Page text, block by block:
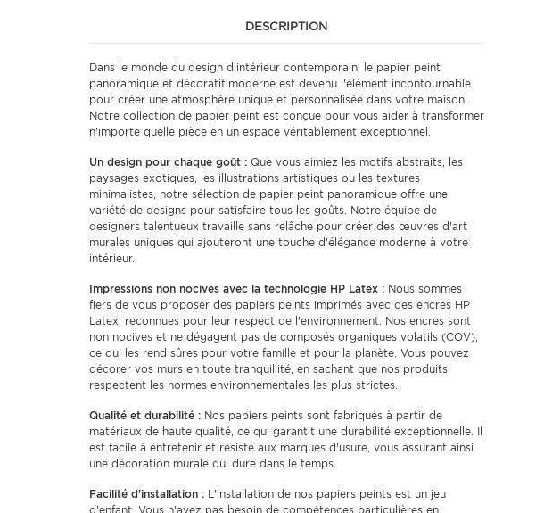
DESCRIPTION
Dans le monde du design d'intérieur contemporain, le papier peint
panoramique et décoratif moderne est devenu l'élément incontournable
pour créer une atmosphère unique et personnalisée dans votre maison.
Notre collection de papier peint est conçue pour vous aider à transformer
n'importe quelle pièce en un espace véritablement exceptionnel.
Un design pour chaque goût :Que vous aimiez les motifs abstraits, les
paysages exotiques, les illustrations artistiques ou les textures
minimalistes, notre sélection de papier peint panoramique offre une
variété de designs pour satisfaire tous les goûts. Notre équipe de
designers talentueux travaille sans relâche pour créer des œuvres d'art
murales uniques qui ajouteront une touche d'élégance moderne à votre
intérieur.
Impressions non nocives avec la technologie HP Latex :Nous sommes
fiers de vous proposer des papiers peints imprimés avec des encres HP
Latex, reconnues pour leur respect de l'environnement. Nos encres sont
non nocives et ne dégagent pas de composés organiques volatils (COV),
ce qui les rend sûres pour votre famille et pour la planète. Vous pouvez
décorer vos murs en toute tranquillité, en sachant que nos produits
respectent les normes environnementales les plus strictes.
Qualité et durabilité :Nos papiers peints sont fabriqués à partir de
matériaux de haute qualité, ce qui garantit une durabilité exceptionnelle. Il
est facile à entretenir et résiste aux marques d'usure, vous assurant ainsi
une décoration murale qui dure dans le temps.
Facilité d'installation :L'installation de nos papiers peints est un jeu
d'enfant. Vous n'avez pas besoin de compétences particulières en